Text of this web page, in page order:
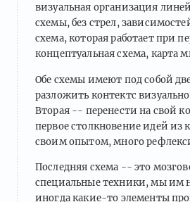
визуальная организация
схемы, без стрел,
схема, которая работает при
концептуальная схема, карта
Обе схемы имеют под собой
разложить контектс
Вторая -- перенести на свой
первое столкновение идей из
своим опытом, много
Последняя схема -- это
специальные техники, мы им
иногда какие-то элементы